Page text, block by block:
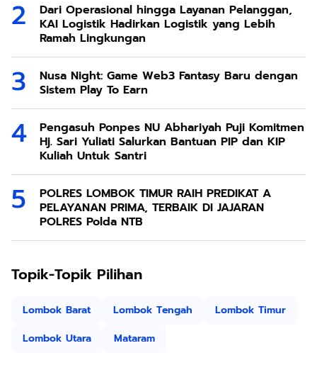
Dari Operasional hingga Layanan Pelanggan,
KAI Logistik Hadirkan Logistik yang Lebih
Ramah Lingkungan
Nusa Night: Game Web3 Fantasy Baru dengan
Sistem Play To Earn
Pengasuh Ponpes NU Abhariyah Puji Komitmen
Hj. Sari Yuliati Salurkan Bantuan PIP dan KIP
Kuliah Untuk Santri
POLRES LOMBOK TIMUR RAIH PREDIKAT A
PELAYANAN PRIMA, TERBAIK DI JAJARAN
POLRES Polda NTB
Topik-Topik Pilihan
Lombok Barat Lombok Tengah
Lombok Timur
Lombok Utara
Mataram